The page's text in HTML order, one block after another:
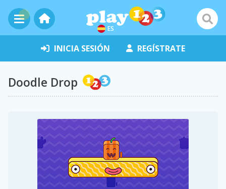
ES
INICIA SESIÓN REGÍSTRATE
Doodle Drop